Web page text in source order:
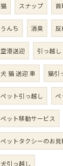
猫 スナップ 首
うんち 消臭
空港送迎 引っ越し
犬 猫 送迎 車 猫引
ペット引っ越し ペ
ペット移動サービス
ペットタクシーのお
犬引っ越し